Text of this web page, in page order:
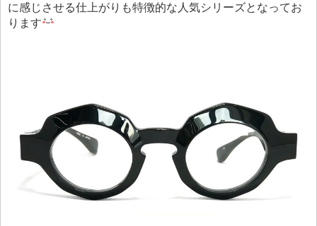
に感じさせる仕上がりも特徴的な人気シリーズとなってお
ります